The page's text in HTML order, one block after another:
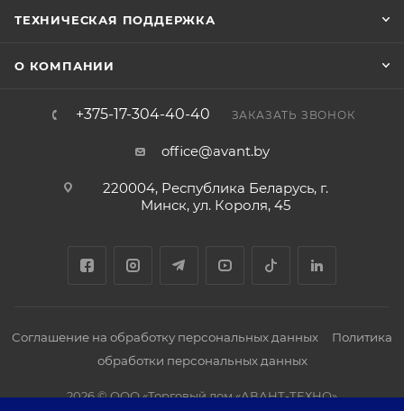
ТЕХНИЧЕСКАЯ ПОДДЕРЖКА
О КОМПАНИИ
+375-17-304-40-40 ЗАКАЗАТЬ ЗВОНОК
office@avant.by
220004, Республика Беларусь, г.
Минск, ул. Короля, 45
Соглашение на обработку персональных данных
Политика
обработки персональных данных
2026 © ООО «Торговый дом «АВАНТ-ТЕХНО»